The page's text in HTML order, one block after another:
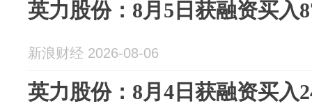
英力股份：8月5日获融资买入
新浪财经 2026-08-06
英力股份：8月4日获融资买入